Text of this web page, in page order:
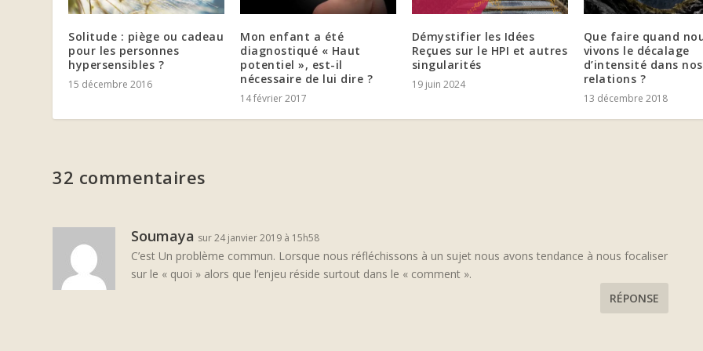
Solitude : piège ou cadeau
pour les personnes
hypersensibles ?
15 décembre 2016
Mon enfant a été
diagnostiqué « Haut
potentiel », est-il
nécessaire de lui dire ?
14 février 2017
Démystifier les Idées
Reçues sur le HPI et autres
singularités
19 juin 2024
Que faire quand
vivons le décalage
d’intensité dans nos
relations ?
13 décembre 2018
32 commentaires
Soumaya sur 24 janvier 2019 à 15h58
C’est Un problème commun. Lorsque nous réfléchissons à un sujet nous avons tendance à nous focaliser
sur le « quoi » alors que l’enjeu réside surtout dans le « comment ».
RÉPONSE